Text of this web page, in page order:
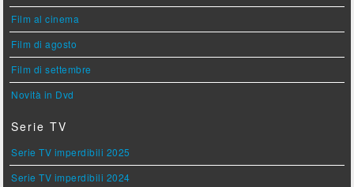
Film al cinema
Film di agosto
Film di settembre
Novità in Dvd
Serie TV
Serie TV imperdibili 2025
Serie TV imperdibili 2024